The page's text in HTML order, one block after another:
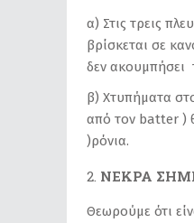
α) Στις τρεις
βρίσκεται σε
δεν ακουμπήσει
β) Xτυπήματα
από τον batter )
)ρόνια.
ΝΕΚΡΑ
Θεωρούμε ότι